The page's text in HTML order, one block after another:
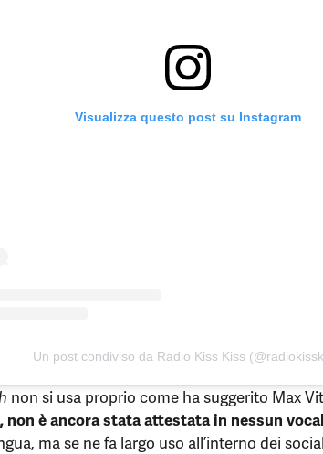
Visualizza questo post su Instagram
Un post condiviso da Radio Kiss Kiss
non si usa proprio come ha suggerito Max
non è ancora stata attestata in nessun
ma se ne fa largo uso all’interno dei